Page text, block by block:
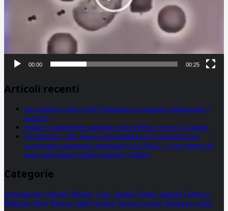
00:00 00:25
Articoli recenti
La proteina chiave dell’Alzheimer si propaga utilizzando i
neuroni
Statine: inutilmente attribuiti molti effetti avversi, lo studio
Un farmaco, due nuove opportunità per le pazienti con
carcinoma mammario metastatico hr+/her2- e con tumore al
seno metastatico triplo negativo (mtnbc)
Categorie
alimentazione biologia Biology Com. Stampa Epatiti featured Genetica
Medicina News Ricerca Salute Science Scienza vaccini Veterinaria video